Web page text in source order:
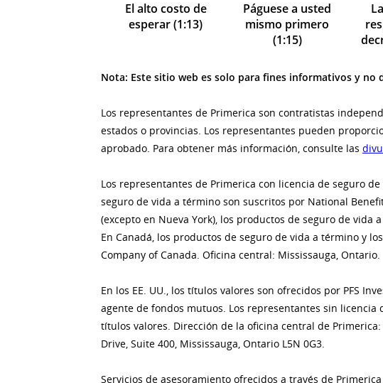
El alto costo de
esperar (1:13)
Páguese a usted
mismo primero
(1:15)
Nota: Este sitio web es solo para fines informativos y
Los representantes de Primerica son contratistas
estados o provincias. Los representantes pueden
aprobado. Para obtener más información, consulte las
Los representantes de Primerica con licencia de seguro
seguro de vida a término son suscritos por National
(excepto en Nueva York), los productos de seguro de
En Canadá, los productos de seguro de vida a término y
Company of Canada. Oficina central: Mississauga, Ontario.
En los EE. UU., los títulos valores son ofrecidos por PFS
agente de fondos mutuos. Los representantes sin
títulos valores. Dirección de la oficina central de
Drive, Suite 400, Mississauga, Ontario L5N 0G3.
Servicios de asesoramiento ofrecidos a través de